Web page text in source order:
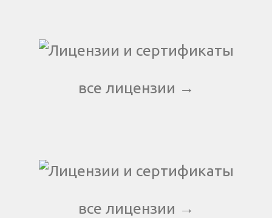
все лицензии →
все лицензии →